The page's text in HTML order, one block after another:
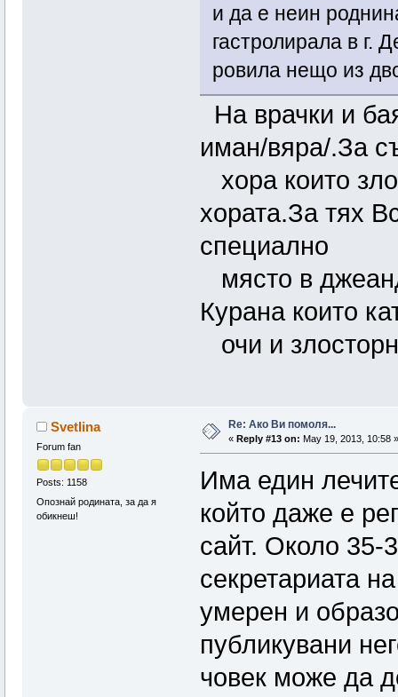
и да е неин
гастролирала в г.
ровила нещо из
На врачки и
иман/вяра/.За
хора които
хората.За тях
специално
място в
Курана които
очи и
Svetlina
Forum fan
Posts: 1158
Опознай родината, за да я
обикнеш!
Re: Ако Ви помоля...
« Reply #13 on: May 19, 2013, 10:58 »
Има един
който даже е
сайт. Около
секретариата
умерен и
публикувани
човек може да